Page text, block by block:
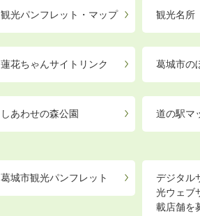
観光パンフレット・マップ 観光名所
蓮花ちゃんサイトリンク 葛城市の
しあわせの森公園 道の駅マ
葛城市観光パンフレット
デジタル
光ウェブ
載店舗を